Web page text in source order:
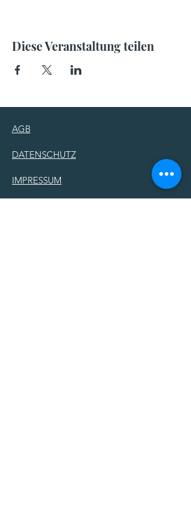
Diese Veranstaltung teilen
AGB
DATENSCHUTZ
IMPRESSUM